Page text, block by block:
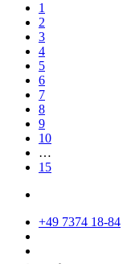
1
2
3
4
5
6
7
8
9
10
…
15
+49 7374 18-84